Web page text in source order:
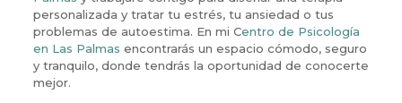
personalizada y tratar tu estrés, tu ansiedad o tus
problemas de autoestima. En mi Centro de Psicología
en Las Palmas encontrarás un espacio cómodo, seguro
y tranquilo, donde tendrás la oportunidad de conocerte
mejor.